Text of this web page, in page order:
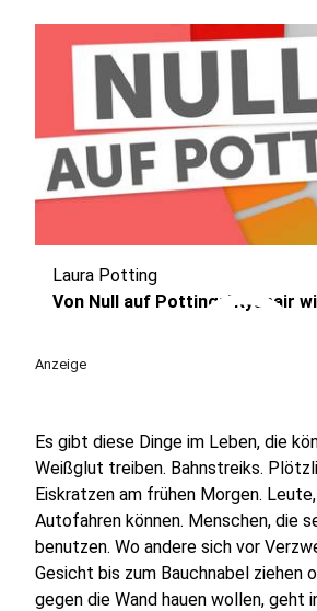
play_circle
Laura Potting
Von Null auf Potting: "Ryanair
Anzeige
Es gibt diese Dinge im Leben, die
Weißglut treiben. Bahnstreiks.
Eiskratzen am frühen Morgen.
Autofahren können. Menschen, die
benutzen. Wo andere sich vor
Gesicht bis zum Bauchnabel ziehen
gegen die Wand hauen wollen, geht